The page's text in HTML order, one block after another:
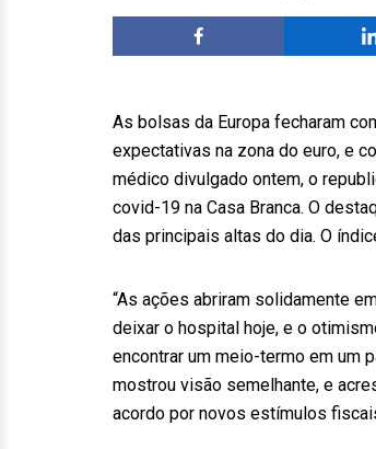
As bolsas da Europa fecharam
expectativas na zona do euro, e
médico divulgado ontem, o
covid-19 na Casa Branca. O
das principais altas do dia. O
“As ações abriram solidamente
deixar o hospital hoje, e o
encontrar um meio-termo em um
mostrou visão semelhante, e
acordo por novos estímulos